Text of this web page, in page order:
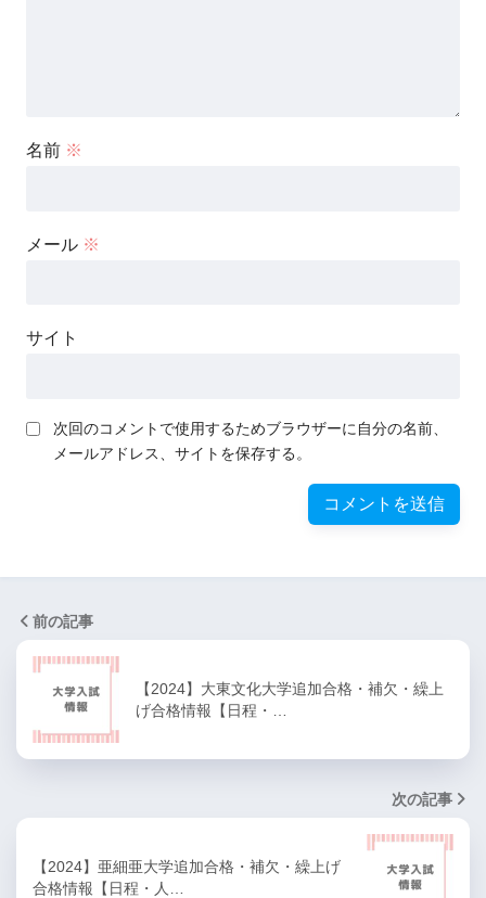
名前 ※
メール ※
サイト
次回のコメントで使用するためブラウザーに自分の名前、
メールアドレス、サイトを保存する。
前の記事
【2024】大東文化大学追加合格・補欠・繰上
げ合格情報【日程・…
次の記事
【2024】亜細亜大学追加合格・補欠・繰上げ
合格情報【日程・人…